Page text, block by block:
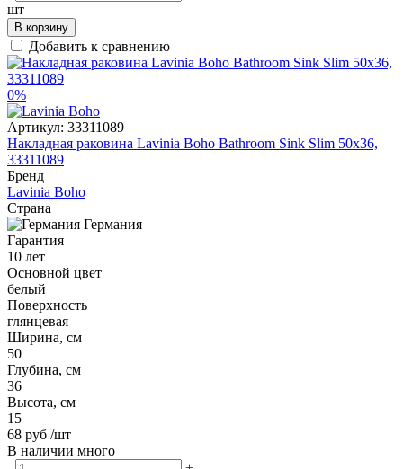
шт
В корзину
Добавить к сравнению
0%
Артикул: 33311089
Накладная раковина Lavinia Boho Bathroom Sink Slim 50x36,
33311089
Бренд
Lavinia Boho
Страна
Германия
Гарантия
10 лет
Основной цвет
белый
Поверхность
глянцевая
Ширина, см
50
Глубина, см
36
Высота, см
15
68 руб /шт
В наличии много